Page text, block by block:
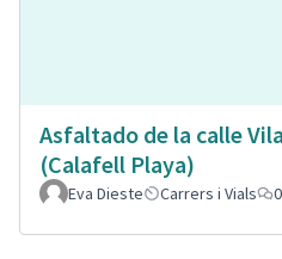
Asfaltado de la calle
(Calafell Playa)
Eva Dieste Carrers i Vials 0